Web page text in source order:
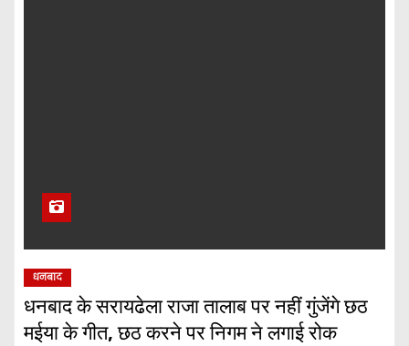
धनबाद
धनबाद के सरायढेला राजा तालाब पर नहीं गुंजेंगे छठ
मईया के गीत, छठ करने पर निगम ने लगाई रोक